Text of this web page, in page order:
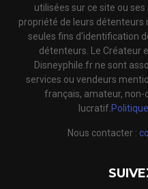
utilisées sur ce site ou
propriété de leurs
seules fins d'identification
détenteurs. Le Créateur
Disneyphile.fr ne sont
services ou vendeurs
français, amateur,
lucratif.
Nous contacter :